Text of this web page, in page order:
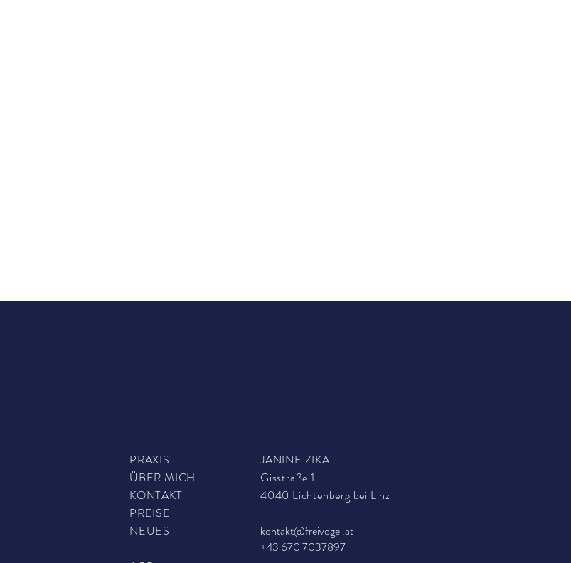
PRAXIS
ÜBER MICH
KONTAKT
PREISE
NEUES
JANINE ZIKA
Gisstraße 1
4040 Lichtenberg bei Linz
kontakt@freivogel.at
+43 670 7037897